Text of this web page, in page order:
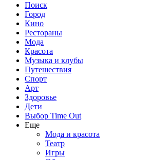
Поиск
Город
Кино
Рестораны
Мода
Красота
Музыка и клубы
Путешествия
Спорт
Арт
Здоровье
Дети
Выбор Time Out
Еще
Мода и красота
Театр
Игры